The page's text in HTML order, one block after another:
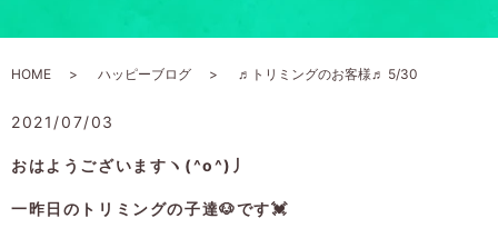
HOME ハッピーブログ ♬トリミングのお客様♬ 5/30
2021/07/03
おはようございますヽ(^o^)丿
一昨日のトリミングの子達🐶です💓